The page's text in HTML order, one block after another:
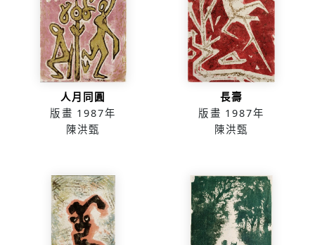
人月同圓
版畫 1987年
陳洪甄
長壽
版畫 1987年
陳洪甄